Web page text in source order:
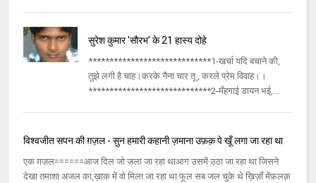
सुरेश कुमार 'सौरभ' के 21 हास्य दोहे
*****************************1-खर्चा यदि बचाने की,
तुझे लगी है चाह।करके नैना चार तू , करले प्रेम विवाह।।
*****************************2-मँहगाई डायन भई,...
विश्वजीत सपन की ग़ज़ल - सुन हमारी कहानी ज़माना उफ़क़ पे खूँ लगा जा रहा था
एक ग़ज़ल======आज दिल जो जला जा रहा थाआग उसमें उठा जा रहा था जिसने
देखा तमाशा अजल का,ख़ाक में वो मिला जा रहा था फूल सब जल चुके थे ख़िज़ाँ मेंफ़लक़